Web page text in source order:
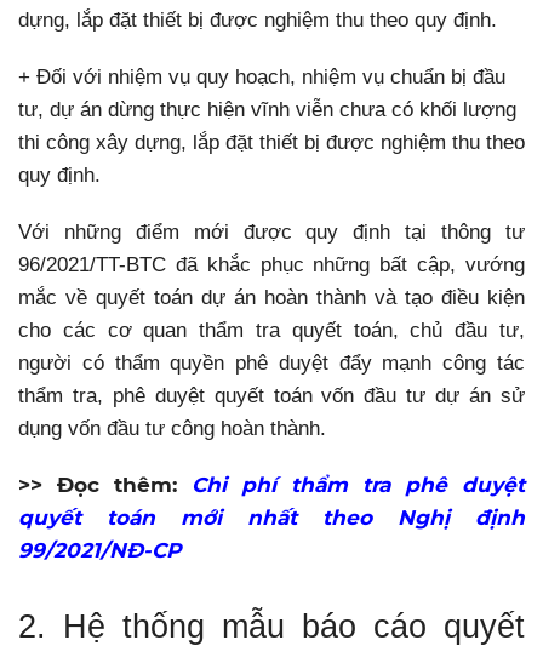
dựng, lắp đặt thiết bị được nghiệm thu theo quy định.
+ Đối với nhiệm vụ quy hoạch, nhiệm vụ chuẩn bị đầu
tư, dự án dừng thực hiện vĩnh viễn chưa có khối lượng
thi công xây dựng, lắp đặt thiết bị được nghiệm thu theo
quy định.
Với những điểm mới được quy định tại thông tư
96/2021/TT-BTC đã khắc phục những bất cập, vướng
mắc về quyết toán dự án hoàn thành và tạo điều kiện
cho các cơ quan thẩm tra quyết toán, chủ đầu tư,
người có thẩm quyền phê duyệt đẩy mạnh công tác
thẩm tra, phê duyệt quyết toán vốn đầu tư dự án sử
dụng vốn đầu tư công hoàn thành.
>> Đọc thêm:
Chi phí thẩm tra phê duyệt
quyết toán mới nhất theo Nghị định
99/2021/NĐ-CP
2. Hệ thống mẫu báo cáo quyết